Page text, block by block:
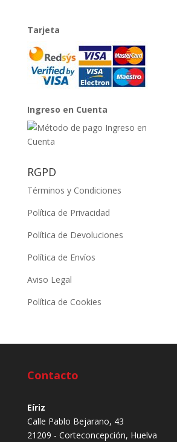
Tarjeta
Ingreso en Cuenta
RGPD
Términos y Condiciones
Política de Privacidad
Política de Devoluciones
Política de Envíos
Aviso Legal
Política de Cookies
Contacto
Eíriz
Calle Pablo Bejarano, 43
21209 - Corteconcepción, Huelva